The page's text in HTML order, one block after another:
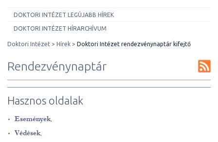
DOKTORI INTÉZET LEGÚJABB HÍREK
DOKTORI INTÉZET HÍRARCHÍVUM
Doktori Intézet Hírek Doktori Intézet rendezvénynaptár kifejtő
Rendezvénynaptár
Hasznos oldalak
Események,
Védések,